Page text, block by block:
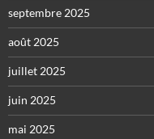
septembre 2025
août 2025
juillet 2025
juin 2025
mai 2025